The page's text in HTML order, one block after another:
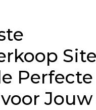
Perfecte